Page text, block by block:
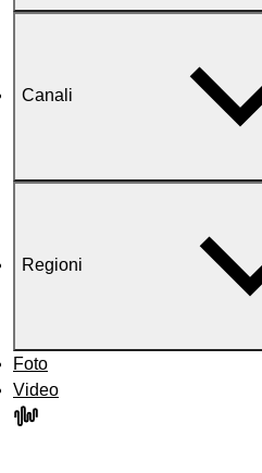
Canali
Regioni
Foto
Video